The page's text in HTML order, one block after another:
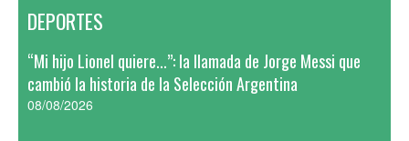
DEPORTES
“Mi hijo Lionel quiere...”: la llamada de Jorge Messi que
cambió la historia de la Selección Argentina
08/08/2026